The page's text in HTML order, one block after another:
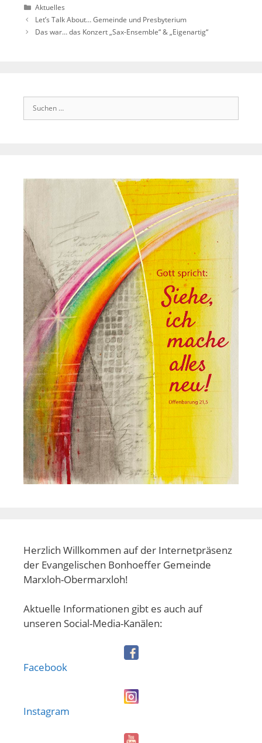
Kategorien
Aktuelles
Let’s Talk About… Gemeinde und Presbyterium
Das war… das Konzert „Sax-Ensemble“ & „Eigenartig“
Suchen
nach:
Herzlich Willkommen auf der Internetpräsenz
der Evangelischen Bonhoeffer Gemeinde
Marxloh-Obermarxloh!
Aktuelle Informationen gibt es auch auf
unseren Social-Media-Kanälen:
Facebook
Instagram